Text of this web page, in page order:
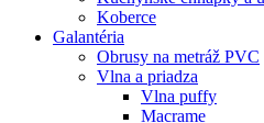
Koberce
Galantéria
Obrusy na metráž PVC
Vlna a priadza
Vlna puffy
Macrame